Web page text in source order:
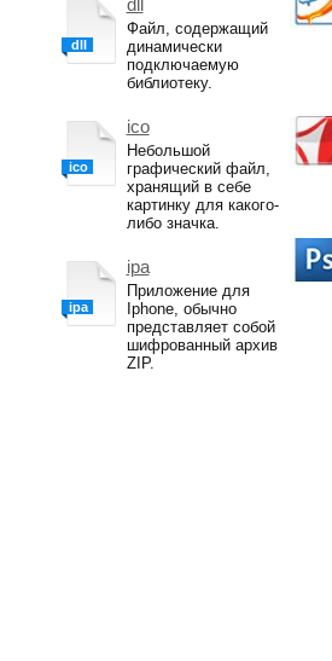
dll
dll
Файл, содержащий
динамически
подключаемую
библиотеку.
ico
ico
Небольшой
графический файл,
хранящий в себе
картинку для какого-
либо значка.
ipa
ipa
Приложение для
Iphone, обычно
представляет собой
шифрованный архив
ZIP.